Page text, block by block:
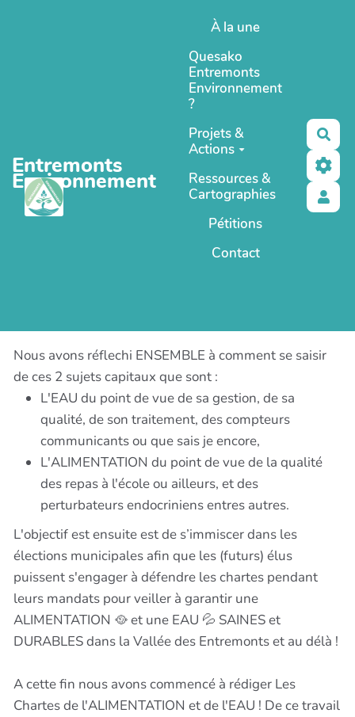
Entremonts
Environnement
À la une
Quesako
Entremonts
Environnement
?
Projets &
Actions
Ressources &
Cartographies
Pétitions
Contact
Nous avons réflechi ENSEMBLE à comment se saisir
de ces 2 sujets capitaux que sont :
L'EAU du point de vue de sa gestion, de sa
qualité, de son traitement, des compteurs
communicants ou que sais je encore,
L'ALIMENTATION du point de vue de la qualité
des repas à l'école ou ailleurs, et des
perturbateurs endocriniens entres autres.
L'objectif est ensuite est de s’immiscer dans les
élections municipales afin que les (futurs) élus
puissent s'engager à défendre les chartes pendant
leurs mandats pour veiller à garantir une
ALIMENTATION 🥘 et une EAU 💦 SAINES et
DURABLES dans la Vallée des Entremonts et au délà !
A cette fin nous avons commencé à rédiger Les
Chartes de l'ALIMENTATION et de l'EAU ! De ce travail